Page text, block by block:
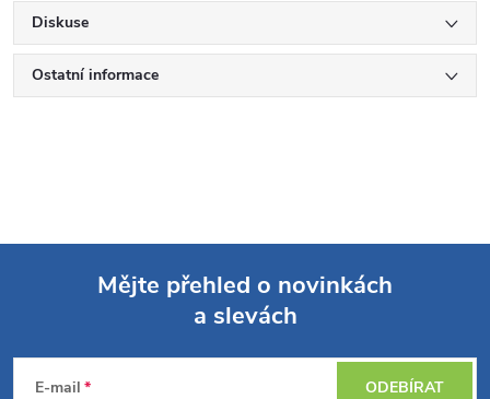
Diskuse
Ostatní informace
Mějte přehled o novinkách
a slevách
E-mail ODEBÍRAT